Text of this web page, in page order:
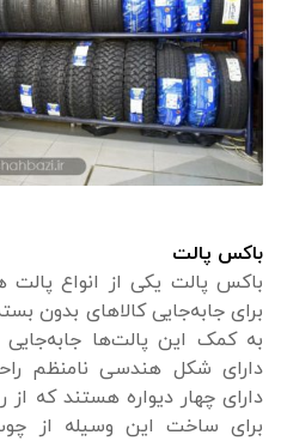
باکس پالت
باکس پالت یکی از انواع
برای جابه‌جایی کالاهای بدون
به کمک این پالت‌ها جابه‌جایی
دارای شکل هندسی نامنظم
دارای چهار دیواره هستند که
برای ساخت این وسیله از